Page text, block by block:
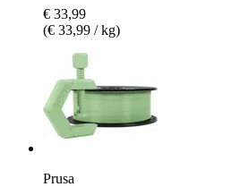
€ 33,99
(€ 33,99 / kg)
Prusa